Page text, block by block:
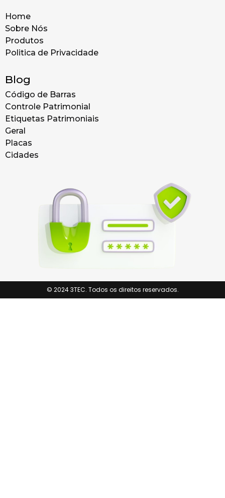
Home
Sobre Nós
Produtos
Politica de Privacidade
Blog
Código de Barras
Controle Patrimonial
Etiquetas Patrimoniais
Geral
Placas
Cidades
© 2024 3TEC. Todos os direitos reservados.